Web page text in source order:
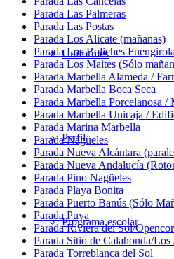
Uniformes
Perfil
Programa escolar
Parada Las Palmeras
Parada Las Postas
Parada Los Alicate (mañanas)
Parada Los Boliches Fuengirola
Parada Los Maites (Sólo
Parada Marbella Alameda /
Parada Marbella Boca Seca
Parada Marbella Porcelanosa /
Parada Marbella Unicaja /
Parada Marina Marbella
Parada Nagüeles
Parada Nueva Alcántara
Parada Nueva Andalucía
Parada Pino Nagüeles
Parada Playa Bonita
Parada Puerto Banús (Sólo
Parada Puya
Parada Riviera del Sol/Opencor
Parada Sitio de Calahonda/Los
Parada Torreblanca del Sol